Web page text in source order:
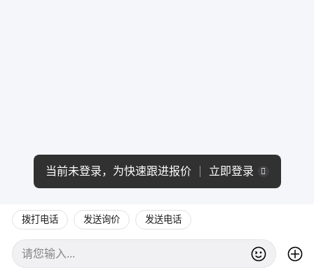
拨打电话 发送询价 发送电话
当前未登录，为快速跟进报价 立即登录